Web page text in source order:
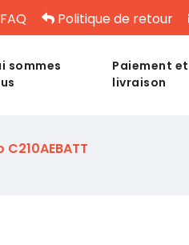
FAQ Politique de retour
sommes
Paiement et
livraison